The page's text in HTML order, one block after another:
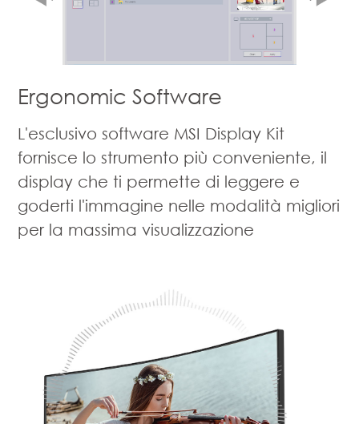
Ergonomic Software
L'esclusivo software MSI Display Kit
fornisce lo strumento più conveniente, il
display che ti permette di leggere e
goderti l'immagine nelle modalità migliori
per la massima visualizzazione